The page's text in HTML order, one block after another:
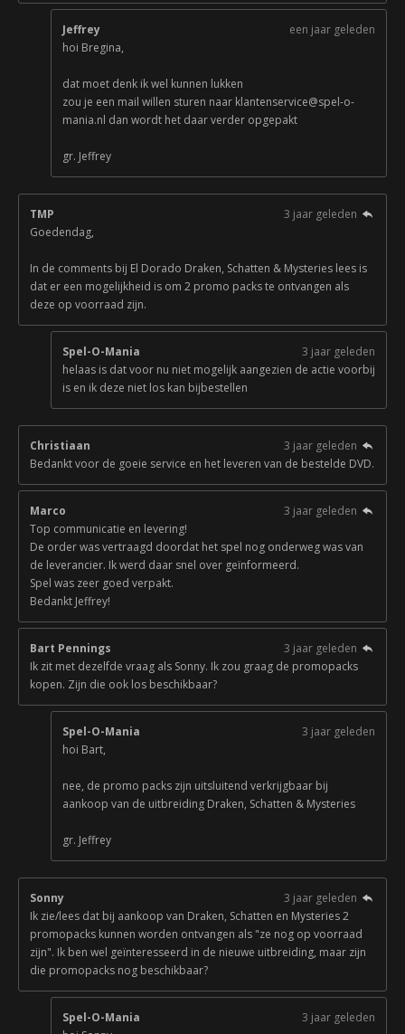
Jeffrey
een jaar geleden
hoi Bregina,
dat moet denk ik wel kunnen lukken
zou je een mail willen sturen naar klantenservice@spel-o-
mania.nl dan wordt het daar verder opgepakt
gr. Jeffrey
TMP
3 jaar geleden
Goedendag,
In de comments bij El Dorado Draken, Schatten & Mysteries lees is
dat er een mogelijkheid is om 2 promo packs te ontvangen als
deze op voorraad zijn.
Spel-O-Mania
3 jaar geleden
helaas is dat voor nu niet mogelijk aangezien de actie voorbij
is en ik deze niet los kan bijbestellen
Christiaan
3 jaar geleden
Bedankt voor de goeie service en het leveren van de bestelde DVD.
Marco
3 jaar geleden
Top communicatie en levering!
De order was vertraagd doordat het spel nog onderweg was van
de leverancier. Ik werd daar snel over geïnformeerd.
Spel was zeer goed verpakt.
Bedankt Jeffrey!
Bart Pennings
3 jaar geleden
Ik zit met dezelfde vraag als Sonny. Ik zou graag de promopacks
kopen. Zijn die ook los beschikbaar?
Spel-O-Mania
3 jaar geleden
hoi Bart,
nee, de promo packs zijn uitsluitend verkrijgbaar bij
aankoop van de uitbreiding Draken, Schatten & Mysteries
gr. Jeffrey
Sonny
3 jaar geleden
Ik zie/lees dat bij aankoop van Draken, Schatten en Mysteries 2
promopacks kunnen worden ontvangen als "ze nog op voorraad
zijn". Ik ben wel geïnteresseerd in de nieuwe uitbreiding, maar zijn
die promopacks nog beschikbaar?
Spel-O-Mania
3 jaar geleden